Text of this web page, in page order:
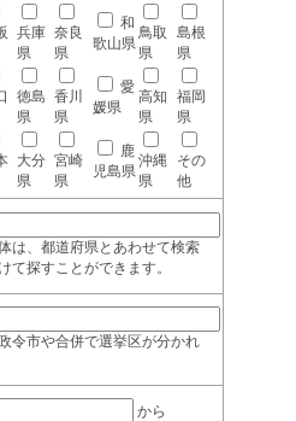
兵庫
県
奈良
県
和
歌山県
鳥取
県
島根
県
徳島
県
香川
県
愛
媛県
高知
県
福岡
県
大分
県
宮崎
県
鹿
児島県
沖縄
県
その
他
は、都道府県とあわせて検索
て探すことができます。
令市や合併で選挙区が分かれ
から